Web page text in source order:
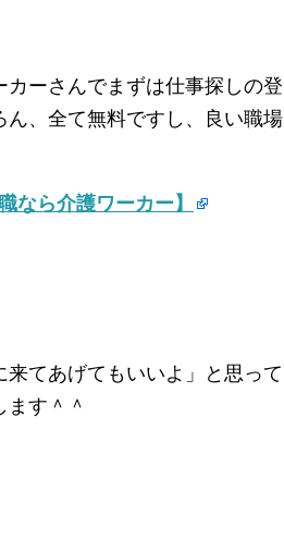
ーさんでまずは仕事探しの登
、全て無料ですし、良い職場
なら介護ワーカー】
てあげてもいいよ」と思って
す＾＾